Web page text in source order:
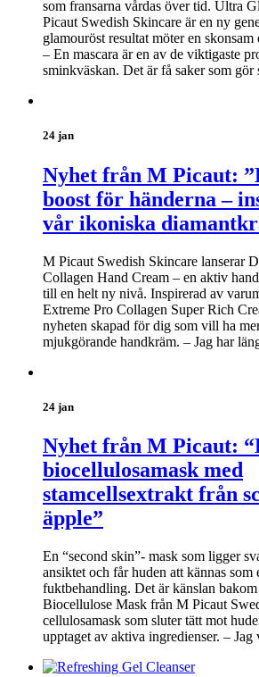
som fransarna vårdas över tid. Ultra
Picaut Swedish Skincare är en ny
glamouröst resultat möter en
– En mascara är en av de viktigaste
sminkväskan. Det är få saker som
24 jan
Nyhet från M Picaut:
boost för händerna –
vår ikoniska
M Picaut Swedish Skincare lanserar
Collagen Hand Cream – en aktiv
till en helt ny nivå. Inspirerad av
Extreme Pro Collagen Super Rich
nyheten skapad för dig som vill ha
mjukgörande handkräm. – Jag har
24 jan
Nyhet från M Picaut:
biocellulosamask med
stamcellsextrakt från
äpple”
En “second skin”- mask som ligger
ansiktet och får huden att kännas som
fuktbehandling. Det är känslan
Biocellulose Mask från M Picaut
cellulosamask som sluter tätt mot
upptaget av aktiva ingredienser. –